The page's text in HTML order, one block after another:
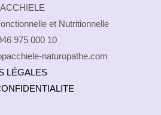
et Nutritionnelle
975 000 10
naturopathe.com
LÉGALES